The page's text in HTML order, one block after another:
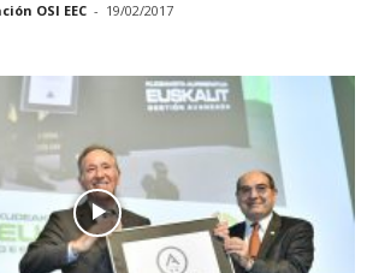
OSI EEC - 19/02/2017